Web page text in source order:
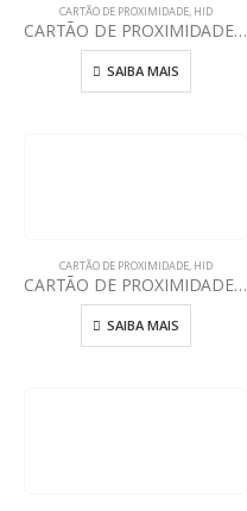
CARTÃO DE PROXIMIDADE, HID
CARTÃO DE PROXIMIDADE HID ICLASS SEOS 8K + PROX ISO 5106
SAIBA MAIS
CARTÃO DE PROXIMIDADE, HID
CARTÃO DE PROXIMIDADE HID SEOS CLAMSHELL
SAIBA MAIS